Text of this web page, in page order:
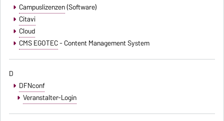
Campuslizenzen(Software)
Citavi
Cloud
CMS EGOTEC- Content Management System
D
DFNconf
Veranstalter-Login